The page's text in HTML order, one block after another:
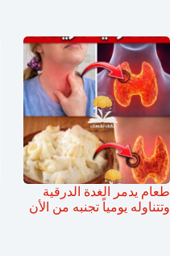
طعام يدمر الغدة الدرقية
وتتناوله يومياً تجنبه من الأن